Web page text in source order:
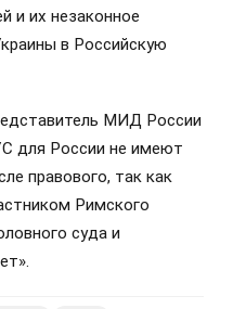
и их незаконное
в Российскую
МИД России
для России не имеют
правового, так как
Римского
суда и